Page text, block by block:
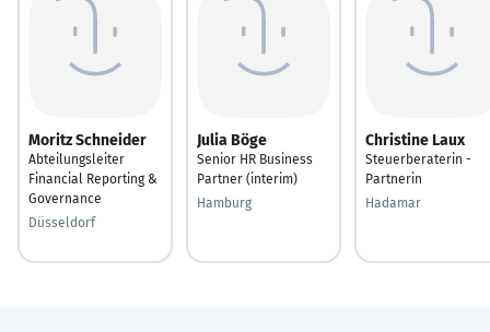
Moritz Schneider
Abteilungsleiter
Financial Reporting &
Governance
Düsseldorf
Julia Böge
Senior HR Business
Partner (interim)
Hamburg
Christine Laux
Steuerberaterin -
Partnerin
Hadamar